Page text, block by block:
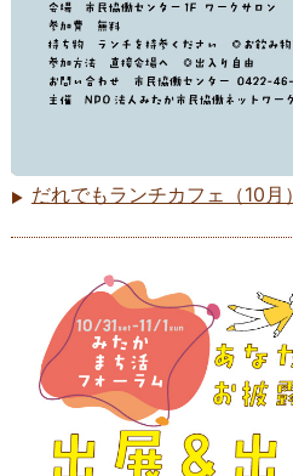
だれでもランチカフェ（10月）